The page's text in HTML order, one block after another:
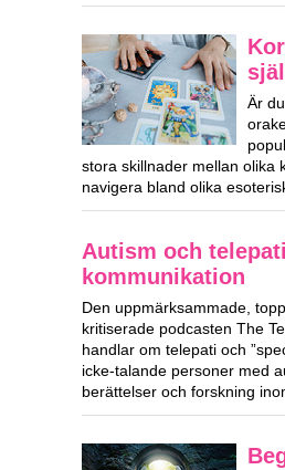
Är
stora skillnader mellan olika
navigera bland olika
Autism och
kommunikation
Den uppmärksammade,
kritiserade podcasten The
handlar om telepati och
icke-talande personer med
berättelser och forskning